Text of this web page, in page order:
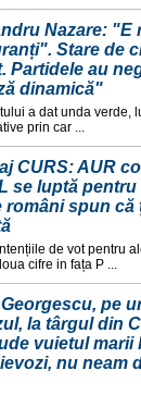
Nazare: "E
Stare de
Partidele au
dinamică"
a dat unda verde,
prin car ...
CURS: AUR
se luptă
români spun că
de vot pentru
cifre in fața P ...
pe
la târgul din
vuietul marii
nu neam